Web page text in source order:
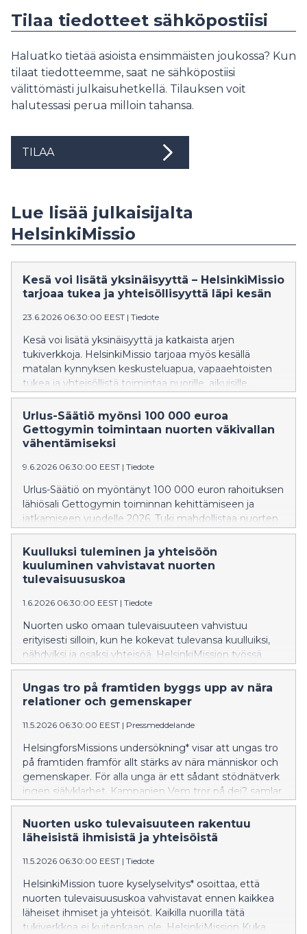
Tilaa tiedotteet sähköpostiisi
Haluatko tietää asioista ensimmäisten joukossa? Kun
tilaat tiedotteemme, saat ne sähköpostiisi
välittömästi julkaisuhetkellä. Tilauksen voit
halutessasi perua milloin tahansa.
TILAA
Lue lisää julkaisijalta
HelsinkiMissio
Kesä voi lisätä yksinäisyyttä – HelsinkiMissio
tarjoaa tukea ja yhteisöllisyyttä läpi kesän
23.6.2026 06:30:00 EEST | Tiedote
Kesä voi lisätä yksinäisyyttä ja katkaista arjen
tukiverkkoja. HelsinkiMissio tarjoaa myös kesällä
matalan kynnyksen keskusteluapua, vapaaehtoisten
tukea ja yhteisöllistä toimintaa nuorille, aikuisille,
perheille ja senioreille.
Urlus-Säätiö myönsi 100 000 euroa
Gettogymin toimintaan nuorten väkivallan
vähentämiseksi
9.6.2026 06:30:00 EEST | Tiedote
Urlus-Säätiö on myöntänyt 100 000 euron rahoituksen
lähiösali Gettogymin toiminnan kehittämiseen ja
jatkamiseen vuodelle 2026. Tuki mahdollistaa nuorten
väkivaltaisen käyttäytymisen ehkäisyn sekä tukee
nuorten irtautumista rikollisista verkostoista.
Kuulluksi tuleminen ja yhteisöön
kuuluminen vahvistavat nuorten
tulevaisuususkoa
1.6.2026 06:30:00 EEST | Tiedote
Nuorten usko omaan tulevaisuuteen vahvistuu
erityisesti silloin, kun he kokevat tulevansa kuulluiksi,
nähdyiksi ja osaksi yhteisöä. HelsinkiMission työssä
keskusteluapu, vapaaehtoisten tuki ja yhteisöllinen
toiminta ovat lisänneet nuorten toiveikkuutta,
osallisuuden kokemusta ja rohkeutta hakea
nuorten auttamistyöhön, joka
vahvistaa tulevaisuususkoa ja vähentää yksinäisyyttä.
Ungas tro på framtiden byggs upp av nära
relationer och gemenskaper
11.5.2026 06:30:00 EEST | Pressmeddelande
HelsingforsMissions undersökning* visar att ungas tro
på framtiden framför allt stärks av nära människor och
gemenskaper. För alla unga är ett sådant stödnätverk
ingen självklarhet. Kampanjen Vem tror på dej? samlar
in medel till hjälparbete för unga som stärker
framtidstron och minskar ensamheten. Kampanjens
ansikte utåt är skådespelaren Elias Salonen.
Nuorten usko tulevaisuuteen rakentuu
läheisistä ihmisistä ja yhteisöistä
11.5.2026 06:30:00 EEST | Tiedote
HelsinkiMission tuore kyselyselvitys* osoittaa, että
nuorten tulevaisuususkoa vahvistavat ennen kaikkea
läheiset ihmiset ja yhteisöt. Kaikilla nuorilla tätä
tukiverkkoa ei kuitenkaan ole. HelsinkiMission Kuka